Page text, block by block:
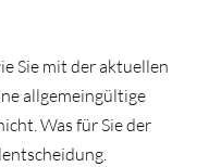
Sie mit der aktuellen
allgemeingültige
Was für Sie der